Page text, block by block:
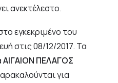
ανεκτέλεστο.
εγκεκριμένο του
στις 08/12/2017. Τα
ΑΙΓΑΙΟΝ ΠΕΛΑΓΟΣ
για